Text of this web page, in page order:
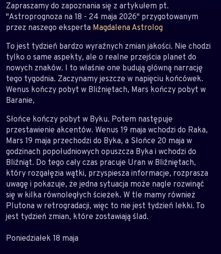
Zapraszamy do zapoznania się z artykułem pt.
"Astroprognoza na 18 - 24 maja 2026" przygotowanym
przez naszego eksperta Magdalena Astrolog
To jest tydzień bardzo wyraźnych zmian jakości. Nie chodzi
tylko o same aspekty, ale o realne przejścia planet do
nowych znaków. I to właśnie one budują główną narrację
tego tygodnia. Zaczynamy jeszcze w napięciu końcówek.
Wenus kończy pobyt w Bliźniętach, Mars kończy pobyt w
Baranie,
Słońce kończy pobyt w Byku. Potem następuje
przestawienie akcentów. Wenus 19 maja wchodzi do Raka,
Mars 19 maja przechodzi do Byka, a Słońce 20 maja w
godzinach popołudniowych opuszcza Byka i wchodzi do
Bliźniąt. Do tego cały czas pracuje Uran w Bliźniętach,
który rozgałęzia wątki, przyspiesza informacje, rozprasza
uwagę i pokazuje, że jedna sytuacja może nagle rozwinąć
się w kilka równoległych ścieżek. W tle mamy również
Plutona w retrogradacji, więc to nie jest tydzień lekki. To
jest tydzień zmian, które zostawiają ślad.
Poniedziałek 18 maja